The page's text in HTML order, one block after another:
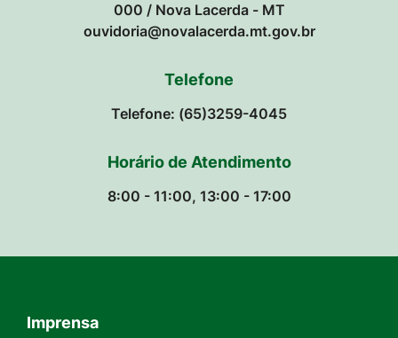
000 / Nova Lacerda - MT
ouvidoria@novalacerda.mt.gov.br
Telefone
Telefone: (65)3259-4045
Horário de Atendimento
8:00 - 11:00, 13:00 - 17:00
Seção do Rodapé e Contato
Imprensa